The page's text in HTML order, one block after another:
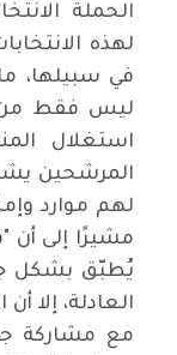
الحملة
لهذه
في سبيلها،
ليس فقط من
استغلال
المرشحين
لهم موارد
مشيرًا إلى أن
يُطبّق بشكل
العادلة، إلا
مع مشاركة